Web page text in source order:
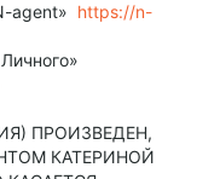
agent» https://n-
ПРОИЗВЕДЕН,
КАТЕРИНОЙ